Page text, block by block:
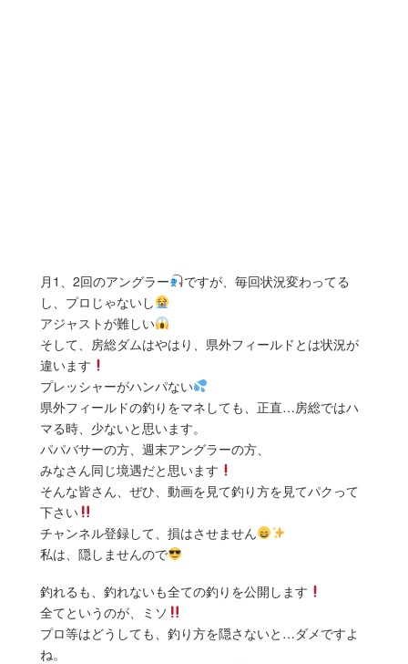
月1、2回のアングラー
ですが、毎回状況変わってる
し、プロじゃないし
アジャストが難しい
そして、房総ダムはやはり、県外フィールドとは状況が
違います
プレッシャーがハンパない
県外フィールドの釣りをマネしても、正直…房総ではハ
マる時、少ないと思います。
パパバサーの方、週末アングラーの方、
みなさん同じ境遇だと思います
そんな皆さん、ぜひ、動画を見て釣り方を見てパクって
下さい
チャンネル登録して、損はさせません
私は、隠しませんので
釣れるも、釣れないも全ての釣りを公開します
全てというのが、ミソ
プロ等はどうしても、釣り方を隠さないと…ダメですよ
ね。